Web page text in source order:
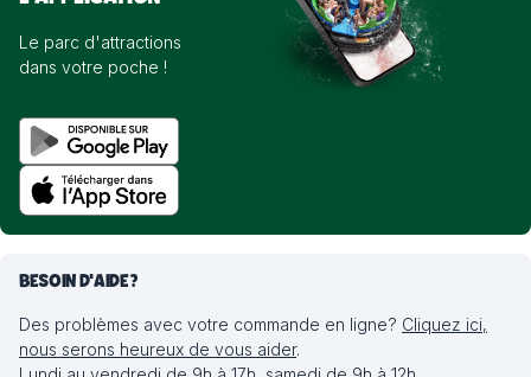
Le parc d'attractions
dans votre poche !
BESOIN D'AIDE?
Des problèmes avec votre commande en ligne? Cliquez ici,
nous serons heureux de vous aider.